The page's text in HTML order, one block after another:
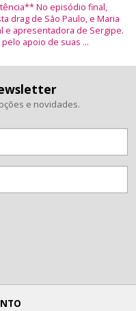
No episódio final,
drag de São Paulo, e Maria
e apresentadora de Sergipe.
apoio de suas ...
e novidades.